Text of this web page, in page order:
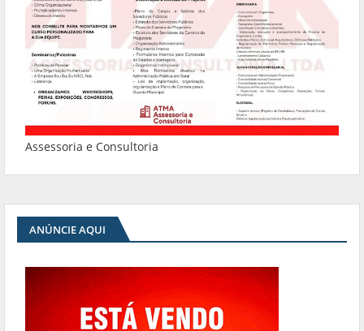
Assessoria e Consultoria
ANÚNCIE AQUI